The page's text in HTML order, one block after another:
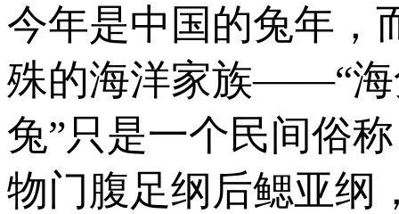
今年是中国的兔年，
殊的海洋家族——“海
兔”只是一个民间俗
物门腹足纲后鳃亚纲